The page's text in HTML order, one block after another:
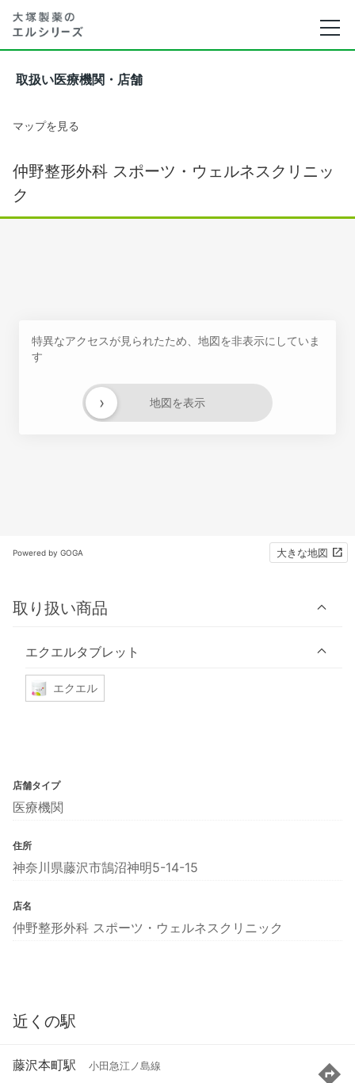
取扱い医療機関・店舗
マップを見る
仲野整形外科 スポーツ・ウェルネスクリニッ
ク
特異なアクセスが見られたため、地図を非表示にしていま
す
地図を表示
›
Powered by GOGA 大きな地図
取り扱い商品
エクエルタブレット
エクエル
店舗タイプ
医療機関
住所
神奈川県藤沢市鵠沼神明5-14-15
店名
仲野整形外科 スポーツ・ウェルネスクリニック
近くの駅
藤沢本町駅 小田急江ノ島線